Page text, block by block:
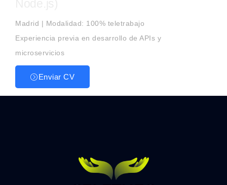
Madrid | Modalidad: 100% teletrabajo
Experiencia previa en desarrollo de APIs y
microservicios
Enviar CV